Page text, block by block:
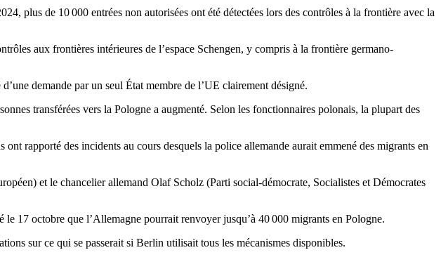
plus de 10 000 entrées non autorisées ont été détectées lors des contrôles à la frontière avec la
aux frontières intérieures de l’espace Schengen, y compris à la frontière germano-
demande par un seul État membre de l’UE clairement désigné.
transférées vers la Pologne a augmenté. Selon les fonctionnaires polonais, la plupart des
rapporté des incidents au cours desquels la police allemande aurait emmené des migrants en
et le chancelier allemand Olaf Scholz (Parti social-démocrate, Socialistes et Démocrates
17 octobre que l’Allemagne pourrait renvoyer jusqu’à 40 000 migrants en Pologne.
sur ce qui se passerait si Berlin utilisait tous les mécanismes disponibles.